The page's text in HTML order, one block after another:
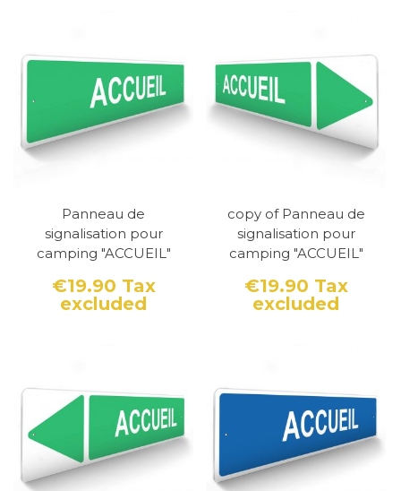
Panneau de
signalisation pour
camping "ACCUEIL"
Price
€19.90 Tax
excluded
copy of Panneau de
signalisation pour
camping "ACCUEIL"
Price
€19.90 Tax
excluded